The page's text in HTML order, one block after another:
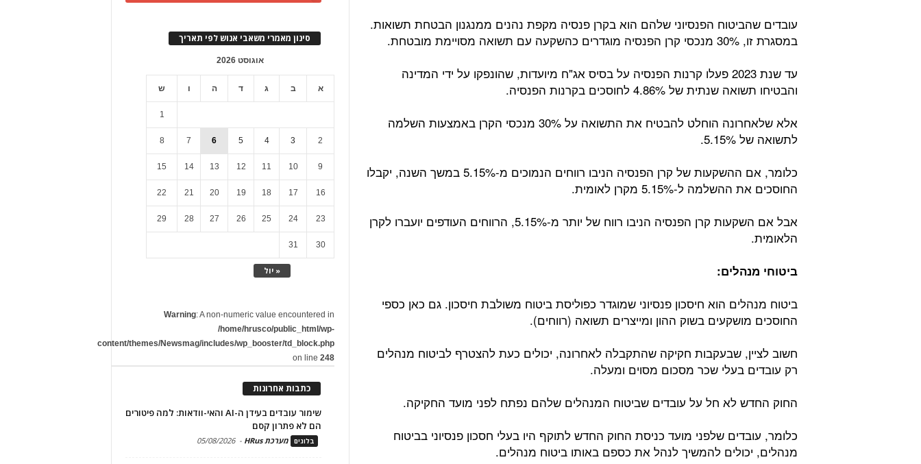
עובדים שהביטוח הפנסיוני שלהם הוא בקרן פנסיה מקפת נהנים ממנגנון הבטחת תשואות.
במסגרת זו, 30% מנכסי קרן הפנסיה מוגדרים כהשקעה עם תשואה מסויימת מובטחת.
עד שנת 2023 פעלו קרנות הפנסיה על בסיס אג"ח מיועדות, שהונפקו על ידי המדינה
והבטיחו תשואה שנתית של 4.86% לחוסכים בקרנות הפנסיה.
אלא שלאחרונה הוחלט להבטיח את התשואה על 30% מנכסי הקרן באמצעות השלמה
לתשואה של 5.15%.
כלומר, אם ההשקעות של קרן הפנסיה הניבו רווחים הנמוכים מ-5.15% במשך השנה, יקבלו
החוסכים את ההשלמה ל-5.15% מקרן לאומית.
אבל אם השקעות קרן הפנסיה הניבו רווח של יותר מ-5.15%, הרווחים העודפים יועברו לקרן
הלאומית.
ביטוחי מנהלים:
ביטוח מנהלים הוא חיסכון פנסיוני שמוגדר כפוליסת ביטוח משולבת חיסכון. גם כאן כספי
החוסכים מושקעים בשוק ההון ומייצרים תשואה (רווחים).
חשוב לציין, שבעקבות חקיקה שהתקבלה לאחרונה, יכולים כעת להצטרף לביטוח מנהלים
רק עובדים בעלי שכר מסכום מסוים ומעלה.
החוק החדש לא חל על עובדים שביטוח המנהלים שלהם נפתח לפני מועד החקיקה.
כלומר, עובדים שלפני מועד כניסת החוק החדש לתוקף היו בעלי חסכון פנסיוני בביטוח
מנהלים, יכולים להמשיך לנהל את כספם באותו ביטוח מנהלים.
סינון מאמרי משאבי אנוש לפי תאריך
אוגוסט 2026
א ב ג ד ה ו ש
« יול
1
2
3
4
5
6
7
8
9
10
11
12
13
14
15
16
17
18
19
20
21
22
23
24
25
26
27
28
29
30
31
Warning: A non-numeric value encountered in
/home/hrusco/public_html/wp-
content/themes/Newsmag/includes/wp_booster/td_block.php
on line248
כתבות אחרונות
שימור עובדים בעידן ה-AI והאי-וודאות: למה פיטורים
הם לא פתרון קסם
בלוגים מערכת HRus -
05/08/2026